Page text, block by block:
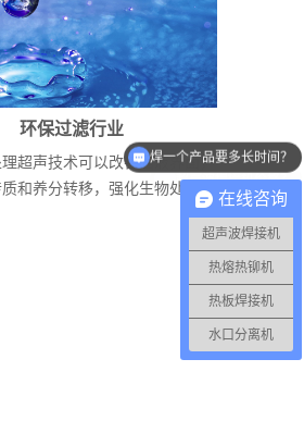
环保过滤行业
超声技术可以改善固液界面，
和养分转移，强化生物处理。
在线咨询
超声波焊接机
热熔热铆机
热板焊接机
水口分离机
超声波焊接机价格？